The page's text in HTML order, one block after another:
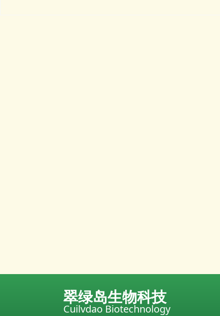
翠绿岛生物科技
Cuilvdao Biotechnology